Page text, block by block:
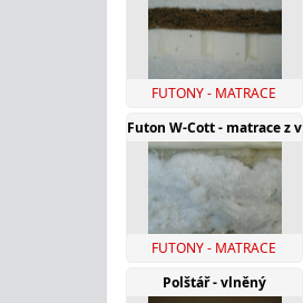
FUTONY - MATRACE
Futon W-Cott - matrace z
FUTONY - MATRACE
Polštář - vlněný